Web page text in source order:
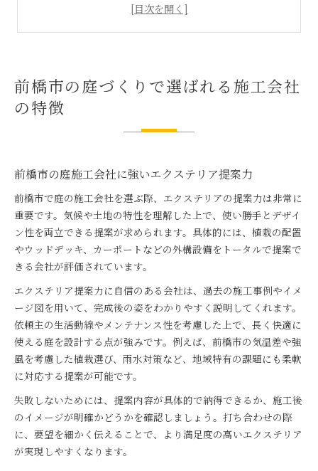
信頼される前橋市職人の施工スタイルとは
前橋市の職人が実現する理想のエクステリア
職人の技が光る前橋市の庭づくり現場
おすすめの庭施工会社で叶う快適な暮らし
エクステリア施工で暮らしが変わる理由
職人の提案力が光るおすすめの庭づくり
前橋市で叶うエクステリアの理想と現実
おすすめ施工会社が支える快適な毎日
エクステリア計画なら前橋市の職人に相談を
前橋市の職人に相談するエクステリア計画術
エクステリア計画はおすすめ職人がサポート
前橋市で職人と叶えるエクステリアの夢
おすすめの職人がエクステリア計画を導く
庭の施工会社選びで失敗しない秘訣まとめ
前橋市で庭施工会社選びに役立つポイント
エクステリア重視の会社選びで失敗しない方法
前橋市の庭づくりで選ばれる施工会社
の特徴
前橋市の庭施工会社に強いエクステリア提案力
前橋市で庭の施工会社を選ぶ際、エクステリアの提案力は非常に
重要です。気候や土地の特性を理解した上で、使い勝手とデザイ
ン性を両立できる提案が求められます。具体的には、植栽の配置
やウッドデッキ、カーポートなどの外構設備をトータルで提案で
きる会社が評価されています。
エクステリア提案力に自信のある会社は、過去の施工事例やイメ
ージ図を用いて、完成後の姿をわかりやすく説明してくれます。
依頼主の生活動線やメンテナンス性を考慮した上で、長く快適に
使える庭を設計する点が強みです。例えば、前橋市の気温差や強
風を考慮した植栽選び、雨水対策など、地域特有の課題にも柔軟
に対応する提案が可能です。
失敗しないためには、提案内容が具体的で納得できるか、施工後
のイメージが明確かどうかを確認しましょう。打ち合わせの際
に、要望を細かく伝えることで、より満足度の高いエクステリア
が実現しやすくなります。